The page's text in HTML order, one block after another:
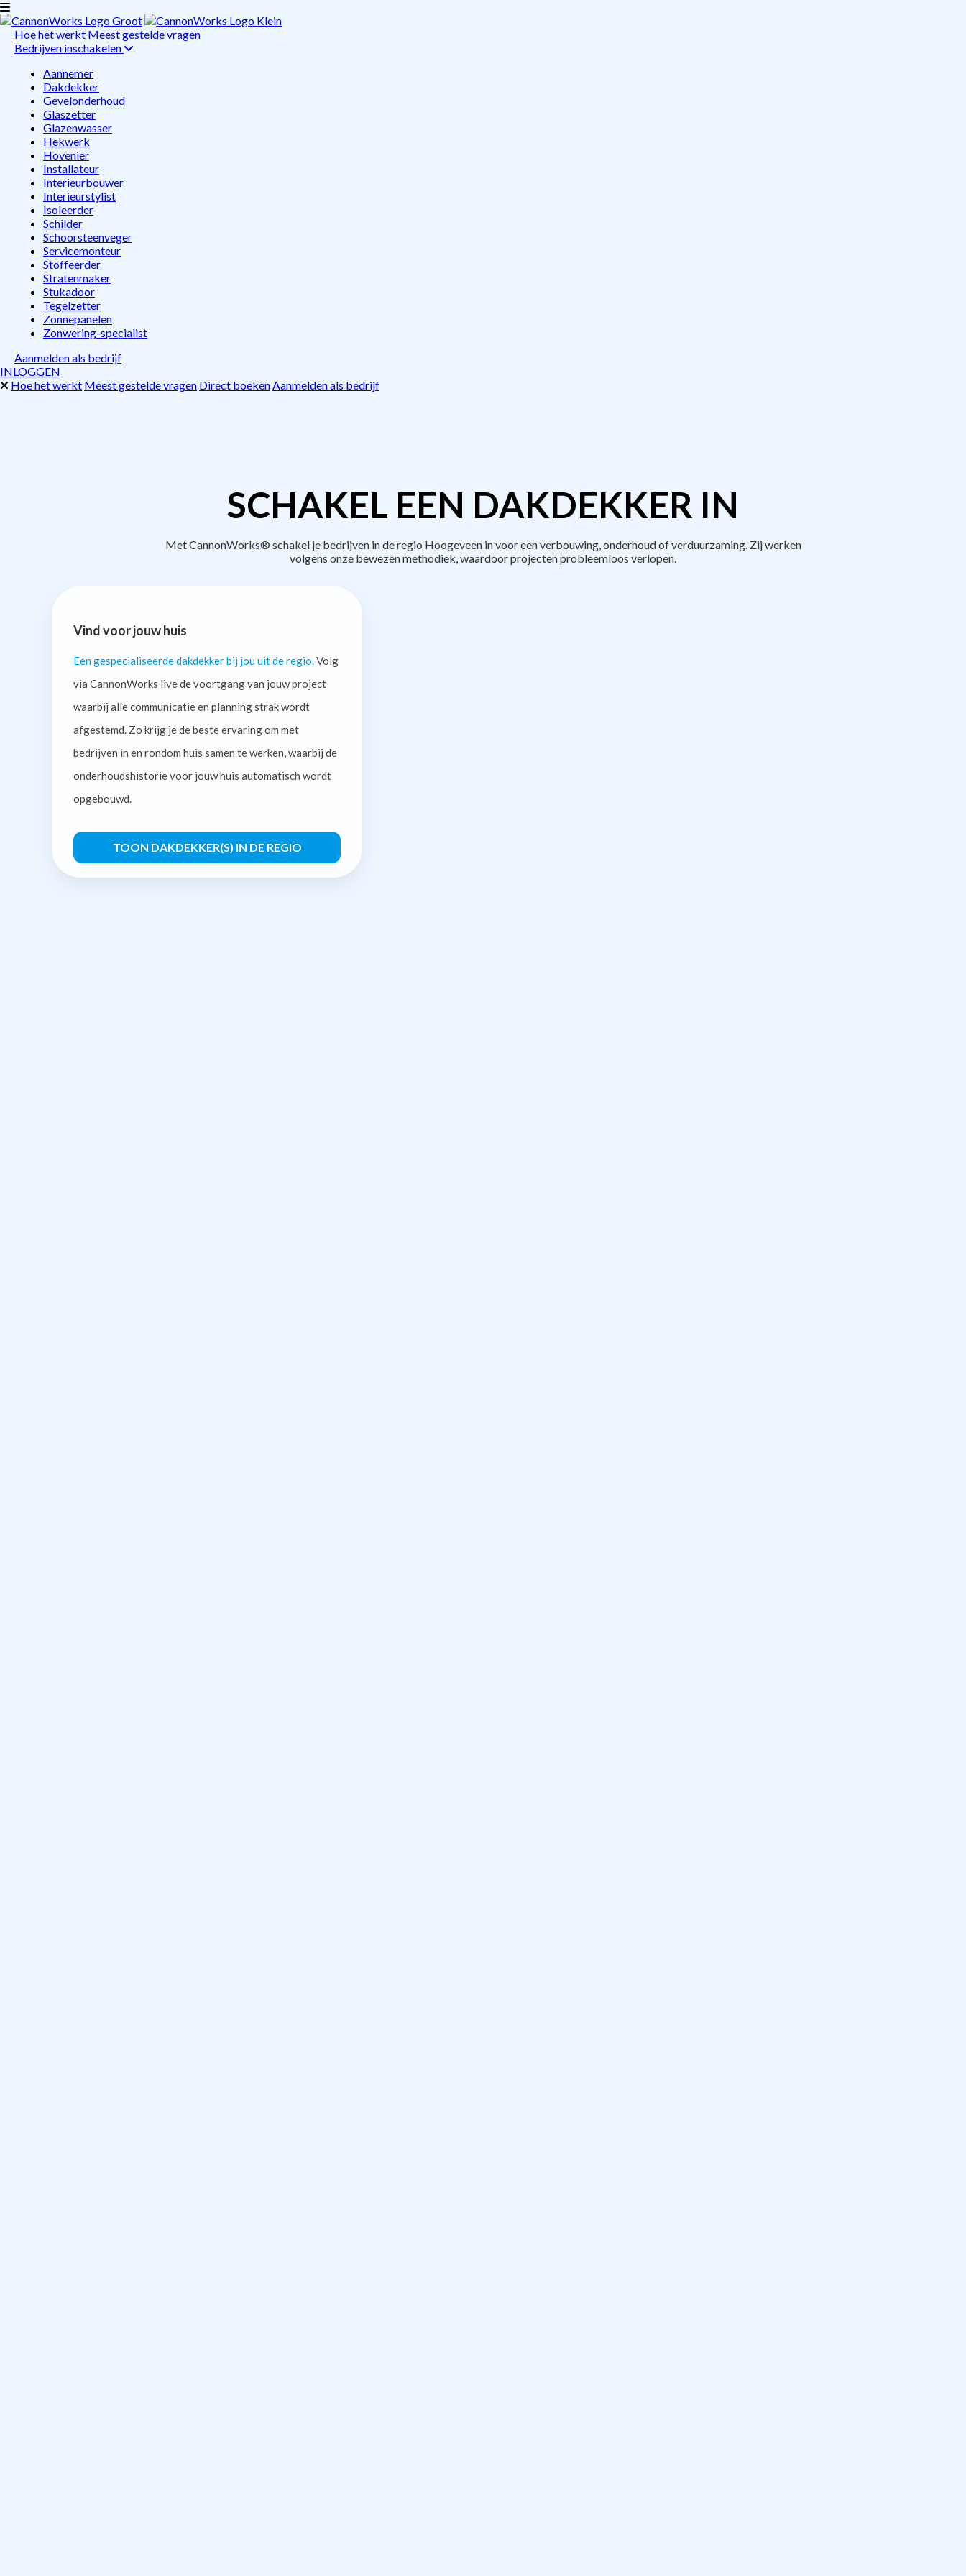
Hoe het werkt Meest gestelde vragen
Bedrijven inschakelen
Aannemer
Dakdekker
Gevelonderhoud
Glaszetter
Glazenwasser
Hekwerk
Hovenier
Installateur
Interieurbouwer
Interieurstylist
Isoleerder
Schilder
Schoorsteenveger
Servicemonteur
Stoffeerder
Stratenmaker
Stukadoor
Tegelzetter
Zonnepanelen
Zonwering-specialist
Aanmelden als bedrijf
INLOGGEN
Hoe het werkt Meest gestelde vragen Direct boekenAanmelden als bedrijf
SCHAKEL EEN DAKDEKKER IN
Met CannonWorks® schakel je bedrijven in de regio Hoogeveen in voor een verbouwing, onderhoud of verduurzaming. Zij werken
volgens onze bewezen methodiek, waardoor projecten probleemloos verlopen.
Vind voor jouw huis
Een gespecialiseerde dakdekker bij jou uit de regio. Volg
via CannonWorks live de voortgang van jouw project
waarbij alle communicatie en planning strak wordt
afgestemd. Zo krijg je de beste ervaring om met
bedrijven in en rondom huis samen te werken, waarbij de
onderhoudshistorie voor jouw huis automatisch wordt
opgebouwd.
TOON DAKDEKKER(S) IN DE REGIO